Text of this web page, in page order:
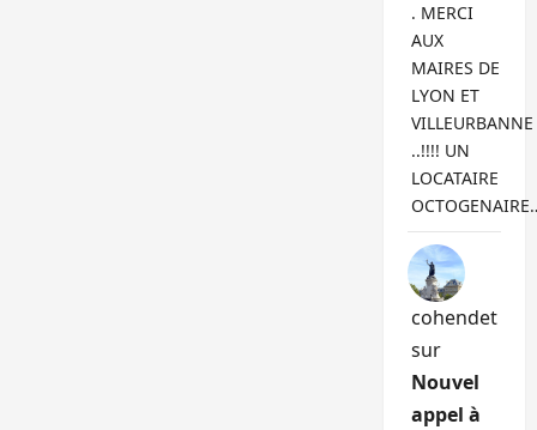
. MERCI
AUX
MAIRES DE
LYON ET
VILLEURBANNE
..!!!! UN
LOCATAIRE
cohendet
sur
Nouvel
appel à